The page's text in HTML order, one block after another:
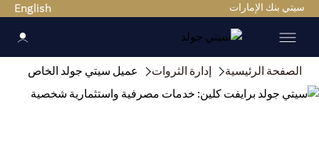
سيتي بنك الإمارات English
الصفحة الرئيسية إدارة الثروات عميل سيتي جولد الخاص